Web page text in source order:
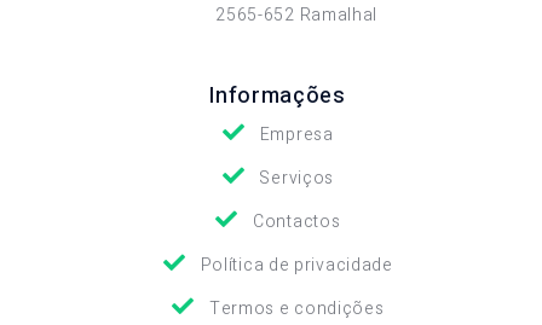
2565-652 Ramalhal
Informações
Empresa
Serviços
Contactos
Política de privacidade
Termos e condições